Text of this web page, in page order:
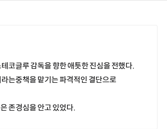
코글루 감독을 향한 애틋한 진심을 전했다.
는중책을 맡기는 파격적인 결단으로
존경심을 안고 있었다.